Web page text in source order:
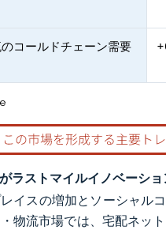
コールドチェーン需要
ラストマイルイノベーショ
イスの増加とソーシャル
物流市場では、宅配ネッ